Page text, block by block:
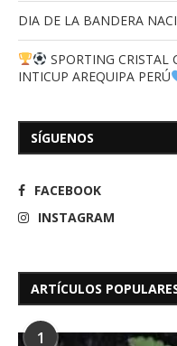
DIA DE LA BANDERA
SPORTING CRISTAL
INTICUP AREQUIPA PERÚ
SÍGUENOS
FACEBOOK
INSTAGRAM
ARTÍCULOS
1